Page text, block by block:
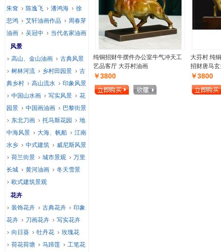
纯铜招财牛摆件办公室牛气冲天工
艺品客厅 大芬村油画
￥3800
大芬村 纯
招财唐马
￥3800
朱耷
陈逸飞 潘鸿海
徐
悲鸿
艾轩油画作品
周春芽
油画
吴冠中
当代名家油画
风景
高山、金山油画
古典风景
树林河流
乡村田园景
古
典乡村
高山流水
印象风景
中国山水画
写实风景
花
园景
中国画油画
巴黎街景
东北刀画
托马斯花园
地
中海风景
大海、帆船
江南
水乡
中式建筑
威尼斯风景
荷兰街景
城市景观
万里
长城
黄河油画
冬天雪景
欧式建筑景观
花卉
装饰花卉
古典花卉
印象
花卉
刀画花卉
写实花卉
向日葵
牡丹花
玫瑰花
荷花荷塘
马蹄莲
工笔花